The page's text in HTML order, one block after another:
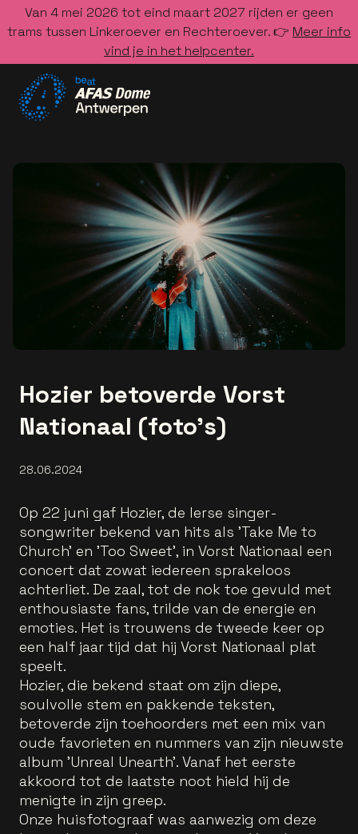
Van 4 mei 2026 tot eind maart 2027 rijden er geen
trams tussen Linkeroever en Rechteroever. 👉 Meer info
vind je in het helpcenter.
Hozier betoverde Vorst
Nationaal (foto's)
28.06.2024
Op 22 juni gaf Hozier, de Ierse singer-
songwriter bekend van hits als 'Take Me to
Church' en 'Too Sweet', in Vorst Nationaal een
concert dat zowat iedereen sprakeloos
achterliet. De zaal, tot de nok toe gevuld met
enthousiaste fans, trilde van de energie en
emoties. Het is trouwens de tweede keer op
een half jaar tijd dat hij Vorst Nationaal plat
speelt.
Hozier, die bekend staat om zijn diepe,
soulvolle stem en pakkende teksten,
betoverde zijn toehoorders met een mix van
oude favorieten en nummers van zijn nieuwste
album 'Unreal Unearth'. Vanaf het eerste
akkoord tot de laatste noot hield hij de
menigte in zijn greep.
Onze huisfotograaf was aanwezig om deze